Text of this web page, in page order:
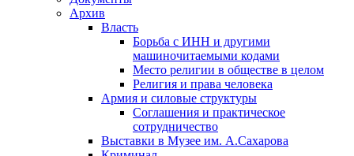
Архив
Власть
Борьба с ИНН и другими
машиночитаемыми кодами
Место религии в обществе в целом
Религия и права человека
Армия и силовые структуры
Соглашения и практическое
сотрудничество
Выставки в Музее им. А.Сахарова